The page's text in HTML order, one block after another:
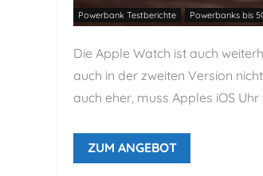
Powerbank Testberichte Powerbanks bis
Die Apple Watch ist auch
auch in der zweiten Version
auch eher, muss Apples iOS
ZUM ANGEBOT